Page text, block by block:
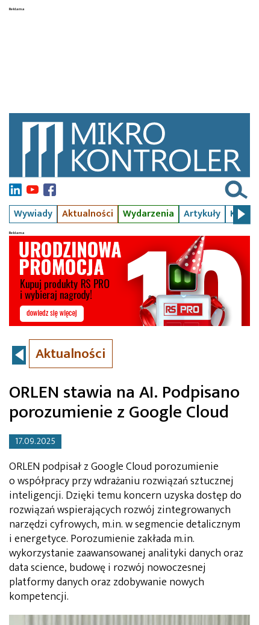
Wywiady Aktualności Wydarzenia Artykuły Kursy
Aktualności
ORLEN stawia na AI. Podpisano
porozumienie z Google Cloud
17.09.2025
ORLEN podpisał z Google Cloud porozumienie
o współpracy przy wdrażaniu rozwiązań sztucznej
inteligencji. Dzięki temu koncern uzyska dostęp do
rozwiązań wspierających rozwój zintegrowanych
narzędzi cyfrowych, m.in. w segmencie detalicznym
i energetyce. Porozumienie zakłada m.in.
wykorzystanie zaawansowanej analityki danych oraz
data science, budowę i rozwój nowoczesnej
platformy danych oraz zdobywanie nowych
kompetencji.